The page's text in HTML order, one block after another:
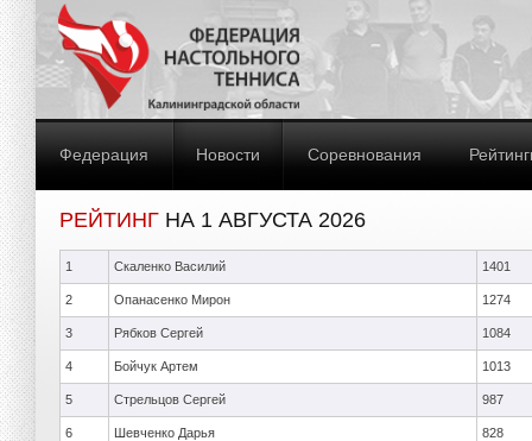
Федерация Новости Соревнования
РЕЙТИНГ НА 1 АВГУСТА 2026
1 Скаленко Василий 1401
2 Опанасенко Мирон 1274
3 Рябков Сергей 1084
4 Бойчук Артем 1013
5 Стрельцов Сергей 987
6 Шевченко Дарья 828